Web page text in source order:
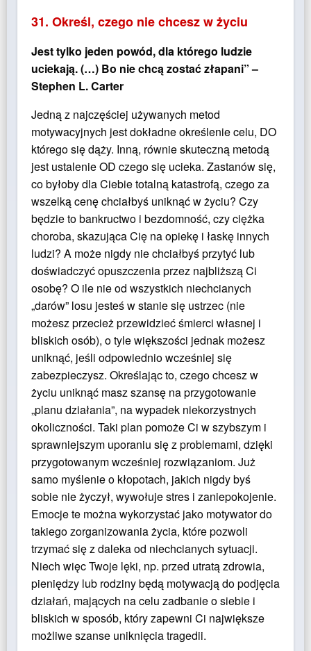
31. Określ, czego nie chcesz w życiu
Jest tylko jeden powód, dla którego ludzie
uciekają. (…) Bo nie chcą zostać złapani” –
Stephen L. Carter
Jedną z najczęściej używanych metod
motywacyjnych jest dokładne określenie celu, DO
którego się dąży. Inną, równie skuteczną metodą
jest ustalenie OD czego się ucieka. Zastanów się,
co byłoby dla Ciebie totalną katastrofą, czego za
wszelką cenę chciałbyś uniknąć w życiu? Czy
będzie to bankructwo i bezdomność, czy ciężka
choroba, skazująca Cię na opiekę i łaskę innych
ludzi? A może nigdy nie chciałbyś przytyć lub
doświadczyć opuszczenia przez najbliższą Ci
osobę? O ile nie od wszystkich niechcianych
„darów” losu jesteś w stanie się ustrzec (nie
możesz przecież przewidzieć śmierci własnej i
bliskich osób), o tyle większości jednak możesz
uniknąć, jeśli odpowiednio wcześniej się
zabezpieczysz. Określając to, czego chcesz w
życiu uniknąć masz szansę na przygotowanie
„planu działania”, na wypadek niekorzystnych
okoliczności. Taki plan pomoże Ci w szybszym i
sprawniejszym uporaniu się z problemami, dzięki
przygotowanym wcześniej rozwiązaniom. Już
samo myślenie o kłopotach, jakich nigdy byś
sobie nie życzył, wywołuje stres i zaniepokojenie.
Emocje te można wykorzystać jako motywator do
takiego zorganizowania życia, które pozwoli
trzymać się z daleka od niechcianych sytuacji.
Niech więc Twoje lęki, np. przed utratą zdrowia,
pieniędzy lub rodziny będą motywacją do podjęcia
działań, mających na celu zadbanie o siebie i
bliskich w sposób, który zapewni Ci największe
możliwe szanse uniknięcia tragedii.